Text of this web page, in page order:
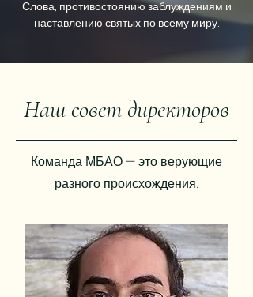
Слова, противостоянию заблуждениям и
наставлению святых по всему миру.
Наш совет директоров
Команда МБАО — это верующие
разного происхождения.